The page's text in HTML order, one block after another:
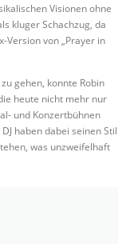
Visionen ohne
kluger Schachzug, da
Version von „Prayer in
gehen, konnte Robin
heute nicht mehr nur
und Konzertbühnen
haben dabei seinen Stil
was unzweifelhaft